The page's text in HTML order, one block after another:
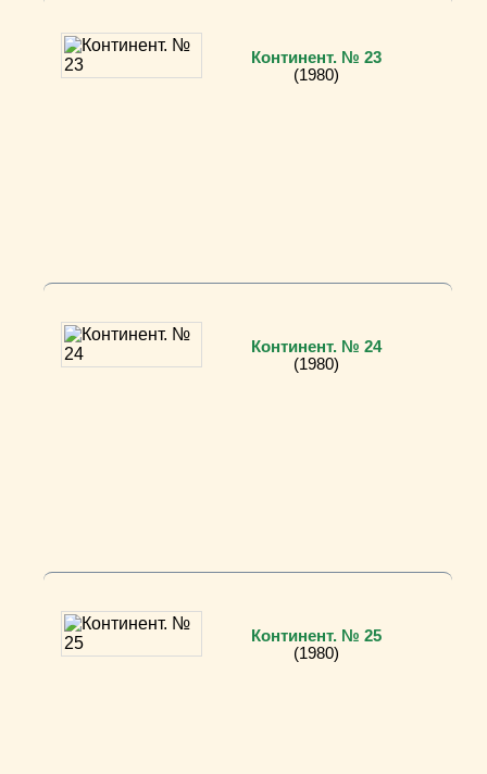
Континент. № 23
(1980)
Континент. № 24
(1980)
Континент. № 25
(1980)